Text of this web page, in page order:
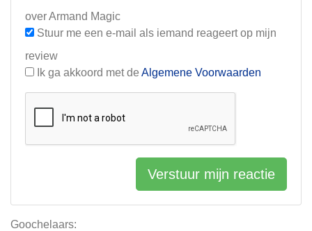
Goochelaars:
over Armand Magic
Stuur me een e-mail als iemand reageert op mijn
review
Ik ga akkoord met de Algemene Voorwaarden
Verstuur mijn reactie